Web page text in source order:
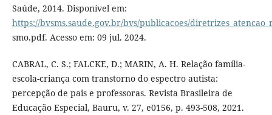
Saúde, 2014. Disponível em:
https://bvsms.saude.gov.br/bvs/publicacoes/
smo.pdf. Acesso em: 09 jul. 2024.
CABRAL, C. S.; FALCKE, D.; MARIN, A. H. Relação família-
escola-criança com transtorno do espectro autista:
percepção de pais e professoras. Revista Brasileira de
Educação Especial, Bauru, v. 27, e0156, p. 493-508, 2021.